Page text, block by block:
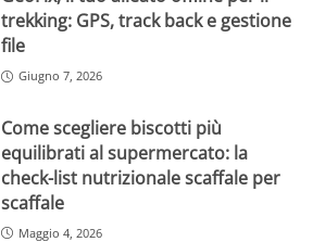
trekking: GPS, track back e gestione
file
Giugno 7, 2026
Come scegliere biscotti più
equilibrati al supermercato: la
check-list nutrizionale scaffale per
scaffale
Maggio 4, 2026